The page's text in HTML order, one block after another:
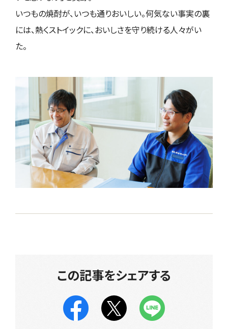
いつもの焼酎が、いつも通りおいしい。何気ない事実の裏
には、熱くストイックに、おいしさを守り続ける人々がい
た。
この記事をシェアする